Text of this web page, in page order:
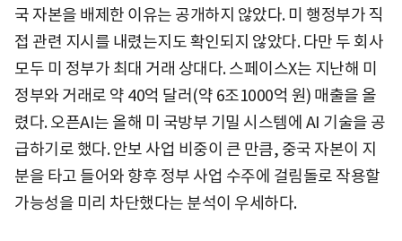
국 자본을 배제한 이유는 공개하지 않았다. 미 행정부가 직
접 관련 지시를 내렸는지도 확인되지 않았다. 다만 두 회사
모두 미 정부가 최대 거래 상대다. 스페이스X는 지난해 미
정부와 거래로 약 40억 달러(약 6조1000억 원) 매출을 올
렸다. 오픈AI는 올해 미 국방부 기밀 시스템에 AI 기술을 공
급하기로 했다. 안보 사업 비중이 큰 만큼, 중국 자본이 지
분을 타고 들어와 향후 정부 사업 수주에 걸림돌로 작용할
가능성을 미리 차단했다는 분석이 우세하다.